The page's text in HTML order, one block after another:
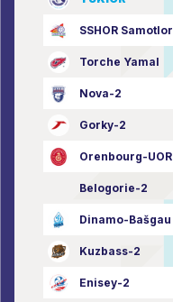
SSHOR Samotlor
Torche Yamal
Nova-2
Gorky-2
Orenbourg-UOR
Belogorie-2
Dinamo-Bašgau
Kuzbass-2
Enisey-2